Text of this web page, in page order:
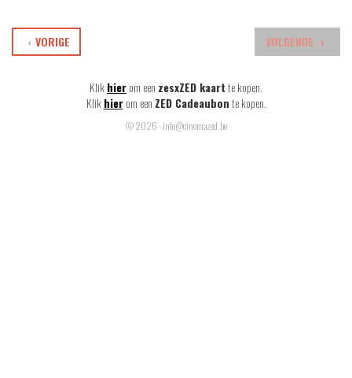
VOLGENDE
VORIGE
Klikhierom een zesxZED kaartte kopen.
Klik hier om een ZED Cadeaubonte kopen.
© 2026 - info@cinemazed.be